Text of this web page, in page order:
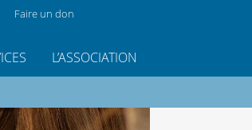
Faire un don
L’ASSOCIATION